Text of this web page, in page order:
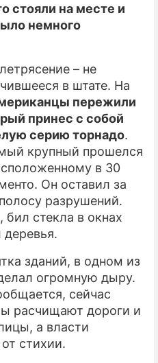
стояли на месте и
немного
– не
в штате. На
пережили
принес с собой
серию торнадо.
крупный прошелся
в 30
Он оставил за
разрушений.
стекла в окнах
зданий, в одном из
огромную дыру.
сейчас
расчищают дороги и
а власти
стихии.